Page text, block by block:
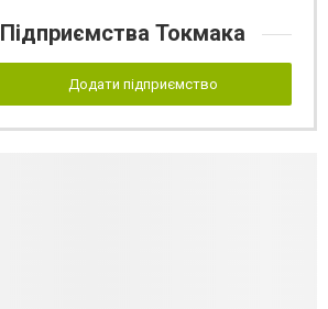
Підприємства Токмака
Додати підприємство